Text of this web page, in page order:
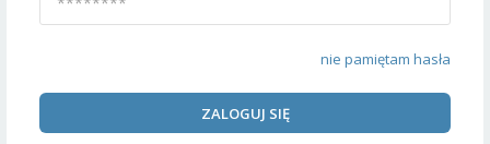
nie pamiętam hasła
ZALOGUJ SIĘ